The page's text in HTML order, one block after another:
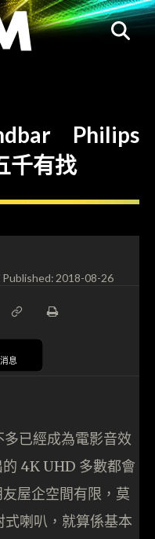
Philips
千有找
Published:2018-08-26
息
已經成為電影音效
4K UHD 多數都會
屋企空間有限，莫
喇叭，就算係基本